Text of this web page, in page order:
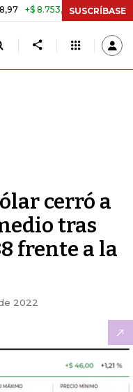
+2,19% TASA DE
SUSCRÍBASE
cerró a
tras
frente a la
2022